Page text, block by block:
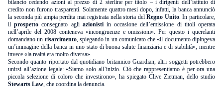
bilancio cedendo azioni al prezzo di 2 sterline per titolo – i dirigenti dell’istituto di
credito non furono trasparenti. Solamente quattro mesi dopo, infatti, la banca annunciò
la seconda più ampia perdita mai registrata nella storia delRegno Unito. In particolare,
ilprospetto consegnato agli azionistiin occasione dell’emissione di titoli operata
nell’aprile del 2008 conteneva «incongruenze e omissioni». Per questo i querelanti
domandano un risarcimento, spiegando in un comunicato che «il documento dipingeva
un’immagine della banca in uno stato di buona salute finanziaria e di stabilità», mentre
invece «la realtà era molto diversa».
Secondo quanto riportato dal quotidiano britannico Guardian, altri soggetti potrebbero
unirsi all’azione legale: «Siamo solo all’inizio. Ciò che rappresentiamo è per ora una
piccola selezione di coloro che investirono», ha spiegato Clive Zietman, dello studio
Stewarts Law, che coordina la denuncia.